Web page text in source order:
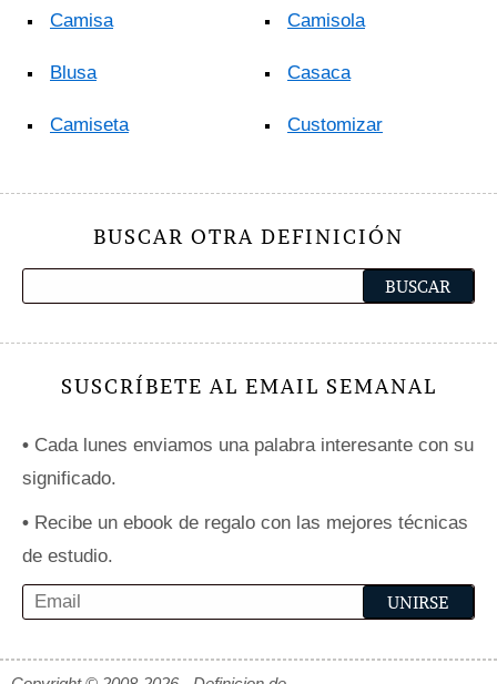
Camisa
Blusa
Camiseta
Camisola
Casaca
Customizar
BUSCAR OTRA DEFINICIÓN
SUSCRÍBETE AL EMAIL SEMANAL
• Cada lunes enviamos una palabra interesante con su
significado.
• Recibe un ebook de regalo con las mejores técnicas
de estudio.